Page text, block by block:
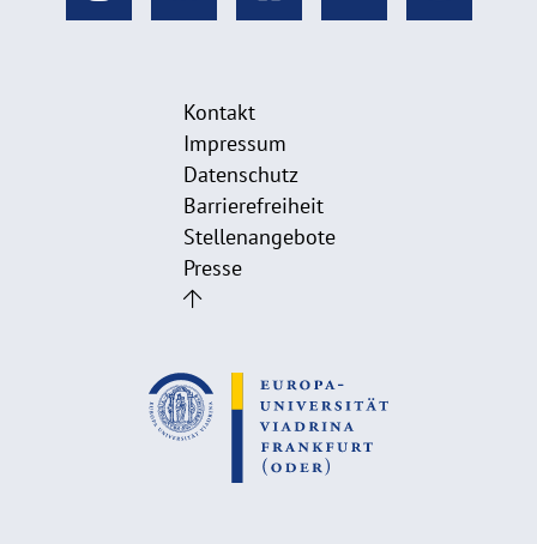
Kontakt
Impressum
Datenschutz
Barrierefreiheit
Stellenangebote
Presse